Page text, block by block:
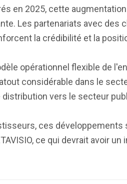
en 2025, cette
Les partenariats avec des
la crédibilité et la
opérationnel flexible de
considérable dans le
distribution vers le secteur
ces
ce qui devrait avoir